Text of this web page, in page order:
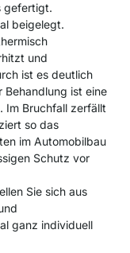
gefertigt.
beigelegt.
und
ist es deutlich
Behandlung ist eine
Im Bruchfall zerfällt
so das
im Automobilbau
Schutz vor
Sie sich aus
ganz individuell